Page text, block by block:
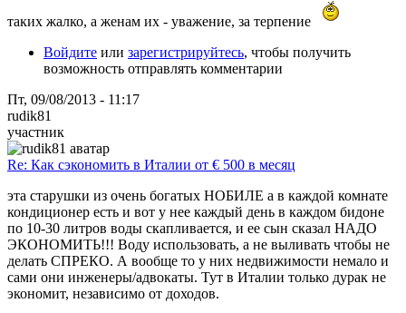
таких жалко, а женам их - уважение, за терпение
Войдите или зарегистрируйтесь, чтобы получить
возможность отправлять комментарии
Пт, 09/08/2013 - 11:17
rudik81
участник
Re: Как сэкономить в Италии от € 500 в месяц
эта старушки из очень богатых НОБИЛЕ а в каждой комнате
кондиционер есть и вот у нее каждый день в каждом бидоне
по 10-30 литров воды скапливается, и ее сын сказал НАДО
ЭКОНОМИТЬ!!! Воду использовать, а не выливать чтобы не
делать СПРЕКО. А вообще то у них недвижимости немало и
сами они инженеры/адвокаты. Тут в Италии только дурак не
экономит, независимо от доходов.